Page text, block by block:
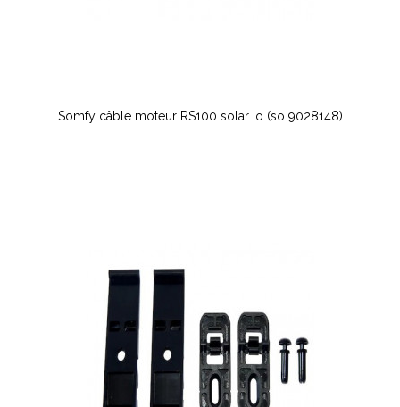
Somfy câble moteur RS100 solar io (so 9028148)